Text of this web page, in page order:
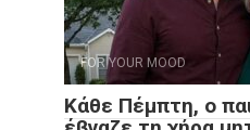
FOR YOUR MOOD
Κάθε Πέμπτη, ο